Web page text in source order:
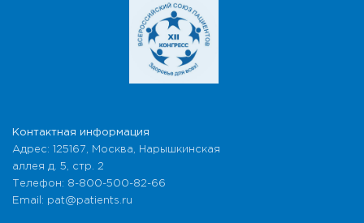
Контактная информация
Адрес: 125167, Москва, Нарышкинская
аллея д. 5, стр. 2
Телефон: 8-800-500-82-66
Email: pat@patients.ru